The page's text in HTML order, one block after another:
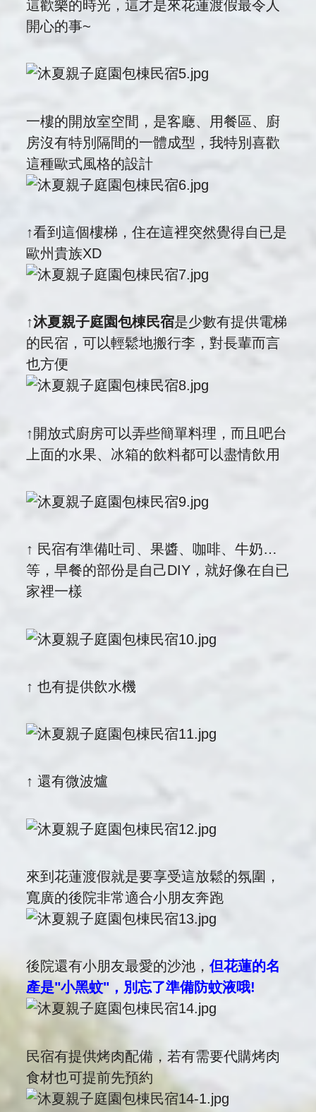
這歡樂的時光，這才是來花蓮渡假最令人
開心的事~
一樓的開放室空間，是客廰、用餐區、廚
房沒有特別隔間的一體成型，我特別喜歡
這種歐式風格的設計
↑看到這個樓梯，住在這裡突然覺得自已是
歐州貴族XD
↑沐夏親子庭園包棟民宿是少數有提供電梯
的民宿，可以輕鬆地搬行李，對長輩而言
也方便
↑開放式廚房可以弄些簡單料理，而且吧台
上面的水果、冰箱的飲料都可以盡情飲用
↑ 民宿有準備吐司、果醬、咖啡、牛奶…
等，早餐的部份是自己DIY，就好像在自已
家裡一樣
↑ 也有提供飲水機
↑ 還有微波爐
來到花蓮渡假就是要享受這放鬆的氛圍，
寬廣的後院非常適合小朋友奔跑
後院還有小朋友最愛的沙池，但花蓮的名
產是"小黑蚊"，別忘了準備防蚊液哦!
民宿有提供烤肉配備，若有需要代購烤肉
食材也可提前先預約